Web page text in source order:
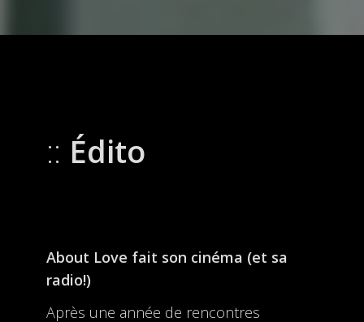
Édito
About Love fait son cinéma (et sa
radio!)
Après une année de rencontres